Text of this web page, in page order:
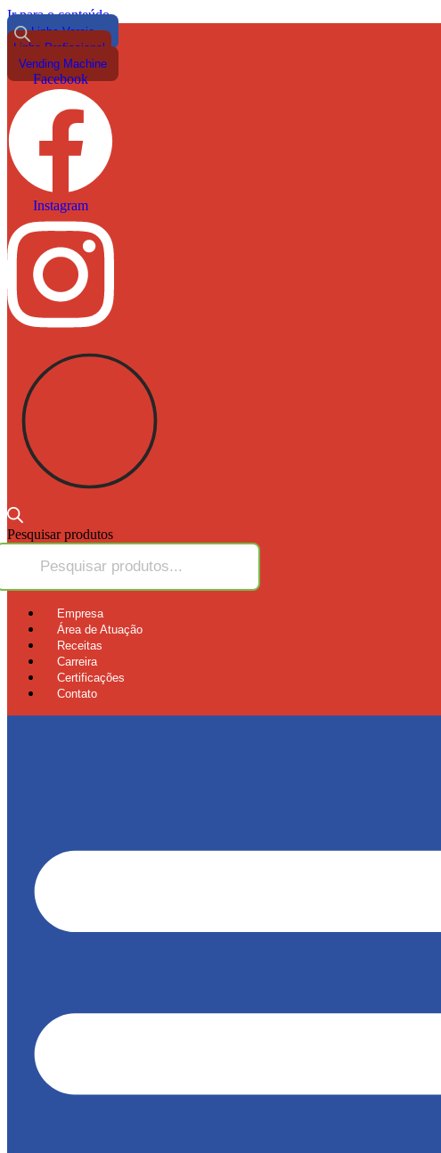
Ir para o conteúdo
Linha Varejo
Linha Profissional
Vending Machine
Facebook
Instagram
Pesquisar produtos
Empresa
Área de Atuação
Receitas
Carreira
Certificações
Contato